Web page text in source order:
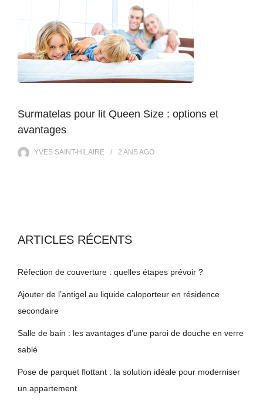
Surmatelas pour lit Queen Size : options et
avantages
YVES SAINT-HILAIRE 2 ANSAGO
ARTICLES RÉCENTS
Réfection de couverture : quelles étapes prévoir ?
Ajouter de l’antigel au liquide caloporteur en résidence
secondaire
Salle de bain : les avantages d’une paroi de douche en verre
sablé
Pose de parquet flottant : la solution idéale pour moderniser
un appartement